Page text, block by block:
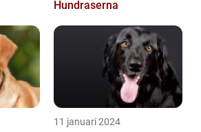
Hundraserna
11 januari 2024